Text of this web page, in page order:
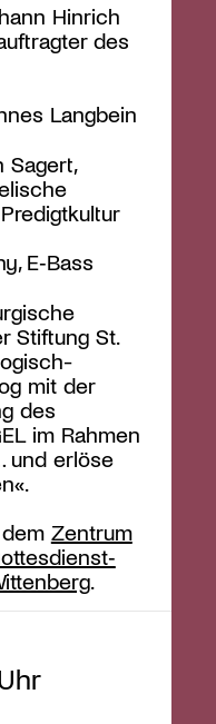
Hinrich
des
Langbein
Sagert,
E‑Bass
Stiftung St.
mit der
des
im Rahmen
und erlöse
Zentrum
.